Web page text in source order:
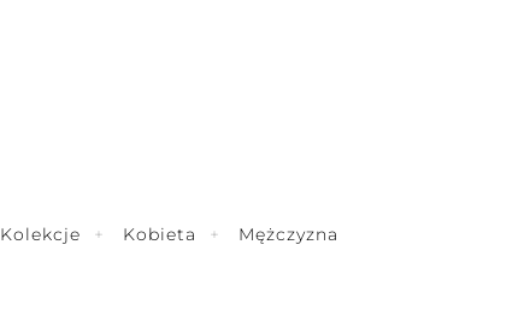
Kolekcje Kobieta Mężczyzna